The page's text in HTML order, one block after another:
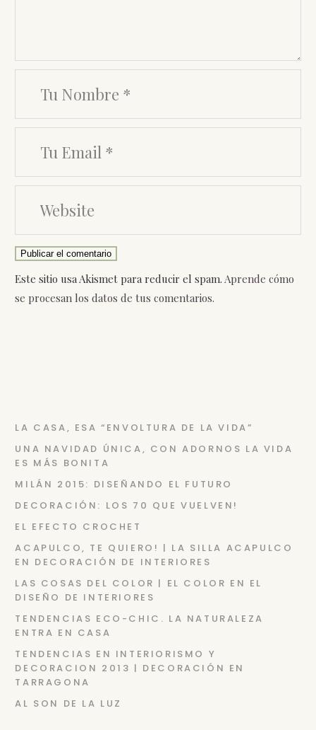
Publicar el comentario
Este sitio usa Akismet para reducir el spam.Aprende cómo
se procesan los datos de tus comentarios.
LA CASA, ESA “ENVOLTURA DE LA VIDA”
UNA NAVIDAD ÚNICA, CON ADORNOS LA VIDA
ES MÁS BONITA
MILÁN 2015: DISEÑANDO EL FUTURO
DECORACIÓN: LOS 70 QUE VUELVEN!
EL EFECTO CROCHET
ACAPULCO, TE QUIERO! | LA SILLA ACAPULCO
EN DECORACIÓN DE INTERIORES
LAS COSAS DEL COLOR | EL COLOR EN EL
DISEÑO DE INTERIORES
TENDENCIAS ECO-CHIC. LA NATURALEZA
ENTRA EN CASA
TENDENCIAS EN INTERIORISMO Y
DECORACION 2013 | DECORACIÓN EN
TARRAGONA
AL SON DE LA LUZ